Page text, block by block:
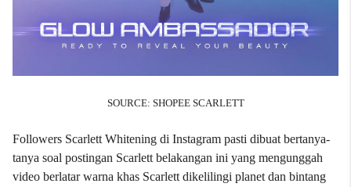
SOURCE: SHOPEE SCARLETT
Followers Scarlett Whitening di Instagram pasti dibuat bertanya-
tanya soal postingan Scarlett belakangan ini yang mengunggah
video berlatar warna khas Scarlett dikelilingi planet dan bintang